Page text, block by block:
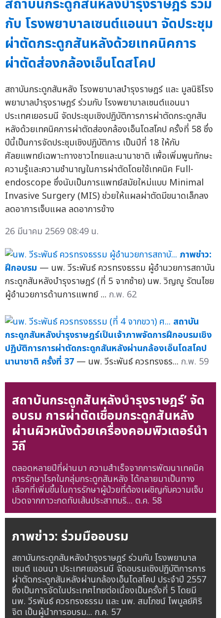
สถาบันกระดูกสันหลังบำรุงราษฎร์ ร่วม
กับ โรงพยาบาลเซนต์แอนนา จัดประชุม
ผ่าตัดกระดูกสันหลังด้วยเทคนิคการ
ผ่าตัดส่องกล้องเอ็นโดสโคป
สถาบันกระดูกสันหลัง โรงพยาบาลบำรุงราษฎร์ และ มูลนิธิโรง
พยาบาลบำรุงราษฎร์ ร่วมกับ โรงพยาบาลเซนต์แอนนา
ประเทศเยอรมนี จัดประชุมเชิงปฏิบัติการการผ่าตัดกระดูกสัน
หลังด้วยเทคนิคการผ่าตัดส่องกล้องเอ็นโดสโคป ครั้งที่ 58 ซึ่ง
ปีนี้เป็นการจัดประชุมเชิงปฏิบัติการ เป็นปีที่ 18 ให้กับ
ศัลยแพทย์เฉพาะทางชาวไทยและนานาชาติ เพื่อเพิ่มพูนทักษะ
ความรู้และความชำนาญในการผ่าตัดโดยใช้เทคนิค Full-
endoscope ซึ่งนับเป็นการแพทย์สมัยใหม่แบบ Minimal
Invasive Surgery (MIS) ช่วยให้แผลผ่าตัดมีขนาดเล็กลง
ลดอาการเจ็บแผล ลดอาการข้าง
26 มีนาคม 2569 08:49 น.
ภาพข่าว:
ฝึกอบรม — นพ. วีระพันธ์ ควรทรงธรรม ผู้อำนวยการสถาบัน
กระดูกสันหลังบำรุงราษฎร์ (ที่ 5 จากซ้าย) นพ. วิญญู รัตนไชย
ผู้อำนวยการด้านการแพทย์ ... ก.พ. 62
สถาบัน
กระดูกสันหลังบำรุงราษฎร์เป็นเจ้าภาพจัดการฝึกอบรมเชิง
ปฏิบัติการการผ่าตัดกระดูกสันหลังผ่านกล้องเอ็นโดสโคป
นานาชาติ ครั้งที่ 37 — นพ. วีระพันธ์ ควรทรงธร... ก.พ. 59
สถาบันกระดูกสันหลังบำรุงราษฎร์’ จัด
อบรม การผ่าตัดเชื่อมกระดูกสันหลัง
ผ่านผิวหนังด้วยเครื่องคอมพิวเตอร์นำ
วิถี
ตลอดหลายปีที่ผ่านมา ความสำเร็จจากการพัฒนาเทคนิค
การรักษาโรคในกลุ่มกระดูกสันหลัง ได้กลายมาเป็นทาง
เลือกที่เพิ่มขึ้นในการรักษาผู้ป่วยที่ต้องเผชิญกับความเจ็บ
ปวดจากภาวะกดทับเส้นประสาทบริ... ต.ค. 58
ภาพข่าว: ร่วมมืออบรม
สถาบันกระดูกสันหลังบำรุงราษฎร์ ร่วมกับ โรงพยาบาล
เซนต์ แอนนา ประเทศเยอรมนี จัดอบรมเชิงปฏิบัติการการ
ผ่าตัดกระดูกสันหลังผ่านกล้องเอ็นโดสโคป ประจำปี 2557
ซึ่งเป็นการจัดในประเทศไทยต่อเนื่องเป็นครั้งที่ 5 โดยมี
นพ. วีรพันธ์ ควรทรงธรรม และ นพ. สมโภชน์ ไพบูลย์ศิริ
จิต เป็นผู้นำการอบรม... ก.ค. 57